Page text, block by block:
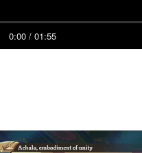
0:00 / 01:55